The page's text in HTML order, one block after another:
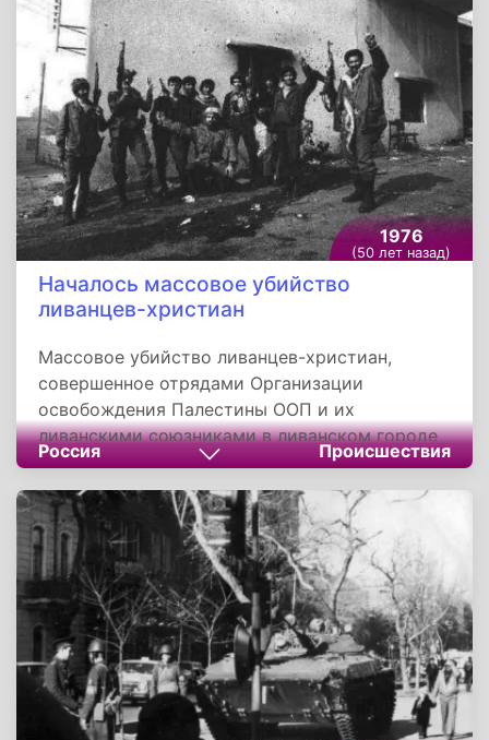
1976
(50 лет назад)
Началось массовое убийство
ливанцев-христиан
Массовое убийство ливанцев-христиан,
совершенное отрядами Организации
освобождения Палестины ООП и их
ливанскими союзниками в ливанском городе
Дамуре 20 января 1976 года во время штурма
этого города и после него, вошло в историю
как Резня в Дамуре.
Россия Происшествия